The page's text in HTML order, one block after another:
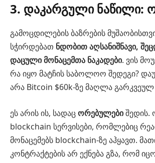
3. დაკარგული ნაწილი:
გამოცდილების ბაზრების
სჭირდებათ ნდობით აღსანიშნავი,
დაცული მონაცემთა ნაკადები. ვის
რა იყო მატჩის საბოლოო შედეგი?
არა Bitcoin $60k-ზე მაღლა
ეს არის ის, სადაცორებულებიშედის.
blockchain სერვისები, რომლებიც
მონაცემებს blockchain-ზე აჰყავთ.
კონტრაქტების არ ექნება გზა, რომ